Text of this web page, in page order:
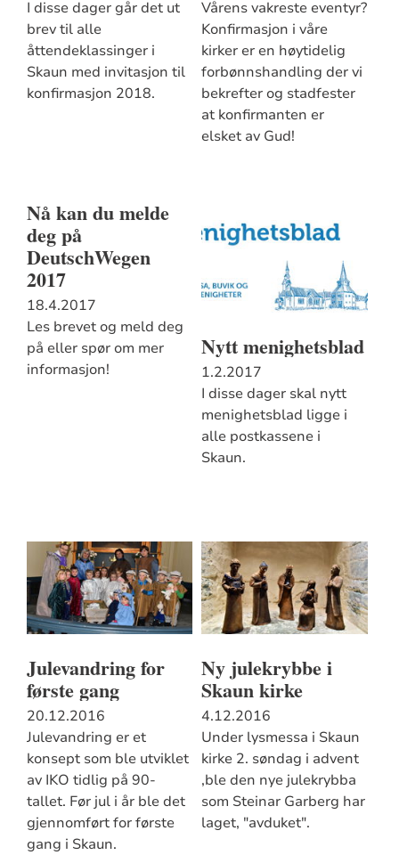
I disse dager går det ut
brev til alle
åttendeklassinger i
Skaun med invitasjon til
konfirmasjon 2018.
Vårens vakreste eventyr?
Konfirmasjon i våre
kirker er en høytidelig
forbønnshandling der vi
bekrefter og stadfester
at konfirmanten er
elsket av Gud!
Nå kan du melde
deg på
DeutschWegen
2017
18.4.2017
Les brevet og meld deg
på eller spør om mer
informasjon!
Nytt menighetsblad
1.2.2017
I disse dager skal nytt
menighetsblad ligge i
alle postkassene i
Skaun.
Julevandring for
første gang
20.12.2016
Julevandring er et
konsept som ble utviklet
av IKO tidlig på 90-
tallet. Før jul i år ble det
gjennomført for første
gang i Skaun.
Ny julekrybbe i
Skaun kirke
4.12.2016
Under lysmessa i Skaun
kirke 2. søndag i advent
,ble den nye julekrybba
som Steinar Garberg har
laget, "avduket".